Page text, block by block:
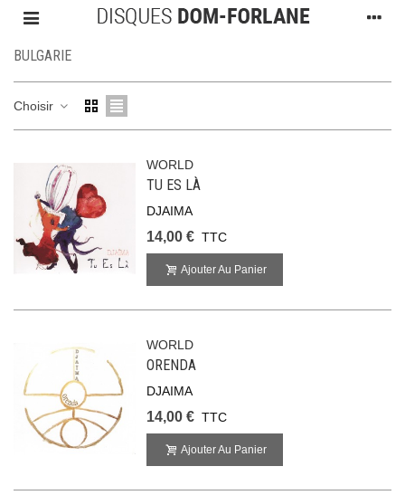
BULGARIE
Choisir
WORLD
TU ES LÀ
DJAIMA
14,00 € TTC
Ajouter Au Panier
WORLD
ORENDA
DJAIMA
14,00 € TTC
Ajouter Au Panier